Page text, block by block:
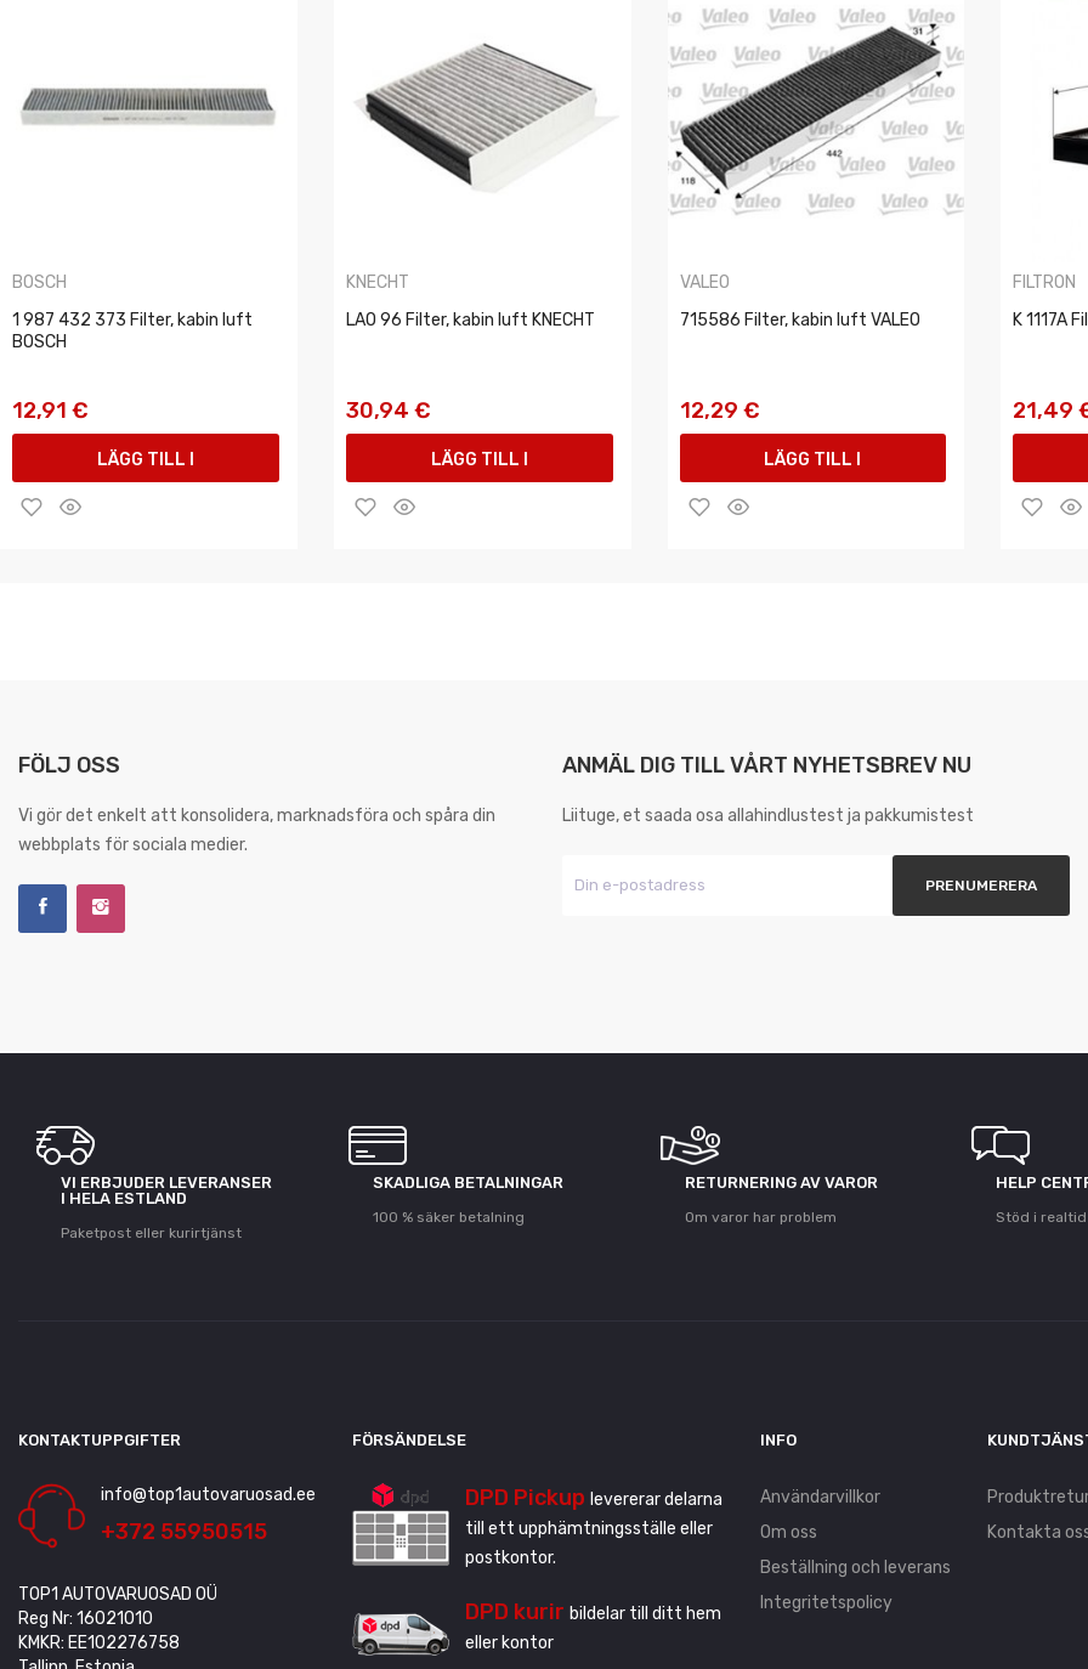
BOSCH
1 987 432 373 Filter, kabin luft
BOSCH
12,91 €
LÄGG TILL I
KNECHT
LAO 96 Filter, kabin luft KNECHT
30,94 €
LÄGG TILL I
VALEO
715586 Filter, kabin luft VALEO
12,29 €
LÄGG TILL I
FILTRON
K 1117A
21,49
FÖLJ OSS
Vi gör det enkelt att konsolidera, marknadsföra och spåra din
webbplats för sociala medier.
ANMÄL DIG TILL VÅRT NYHETSBREV NU
Liituge, et saada osa allahindlustest ja pakkumistest
VI ERBJUDER LEVERANSER
I HELA ESTLAND
Paketpost eller kurirtjänst
SKADLIGA BETALNINGAR
100 % säker betalning
RETURNERING AV VAROR
Om varor har problem
HELP
Stöd i realtid
KONTAKTUPPGIFTER
info@top1autovaruosad.ee
+372 55950515
TOP1 AUTOVARUOSAD OÜ
Reg Nr: 16021010
KMKR: EE102276758
FÖRSÄNDELSE
DPD Pickup levererar delarna
till ett upphämtningsställe eller
postkontor.
DPD kurir bildelar till ditt hem
eller kontor
INFO
Användarvillkor
Om oss
Beställning och leverans
Integritetspolicy
Kontakta